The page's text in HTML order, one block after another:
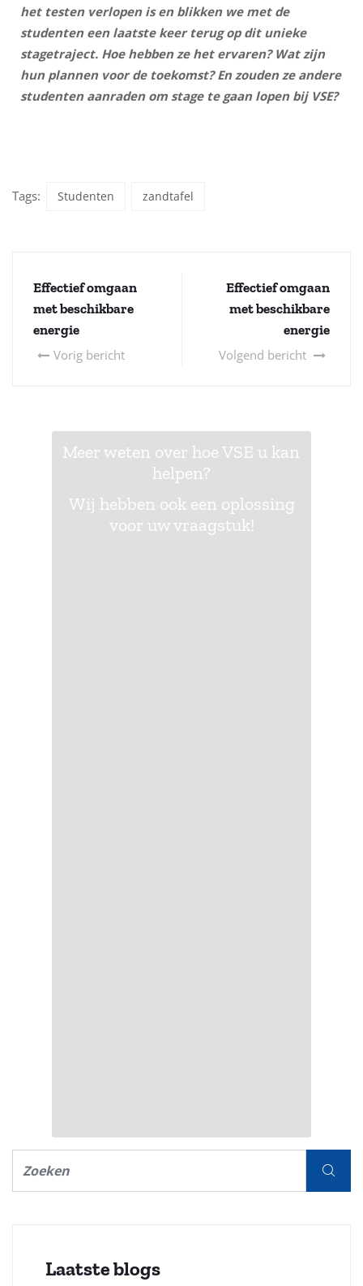
het testen verlopen is en blikken we met de
studenten een laatste keer terug op dit unieke
stagetraject. Hoe hebben ze het ervaren? Wat zijn
hun plannen voor de toekomst? En zouden ze andere
studenten aanraden om stage te gaan lopen bij VSE?
Tags: Studenten zandtafel
Effectief omgaan
met beschikbare
energie
Vorig bericht
Effectief omgaan
met beschikbare
energie
Volgend bericht
Meer weten over hoe VSE u kan
helpen?
Wij hebben ook een oplossing
voor uw vraagstuk!
Laatste blogs